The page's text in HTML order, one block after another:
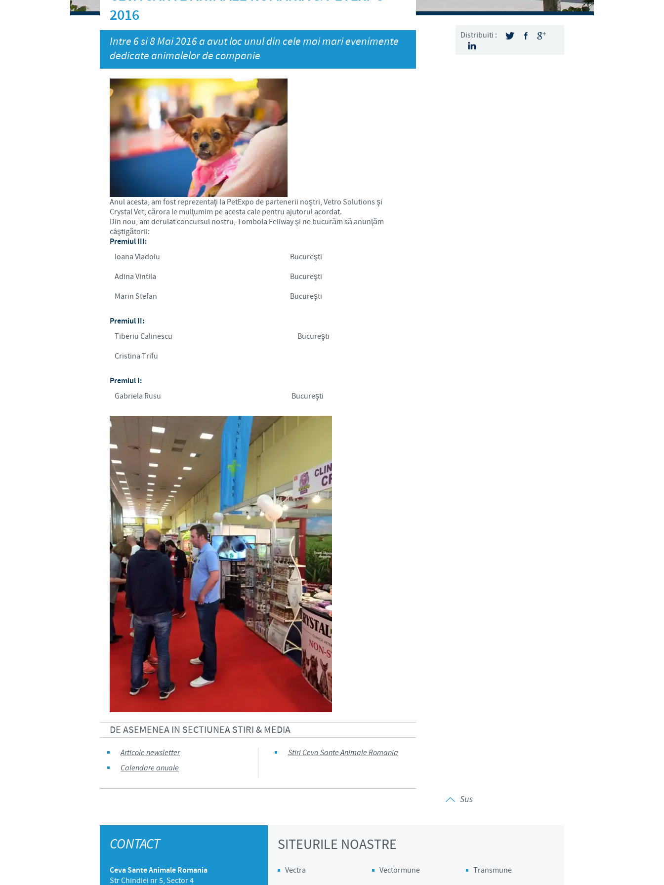
Canada (EN)
China
Colombia
Egypt
Korea
Malaysia
Philippines
Thailand
You are leaving the country website to access another site in the group.
2016
Intre 6 si 8 Mai 2016 a avut loc unul din cele mai mari evenimente
dedicate animalelor de companie
Anul acesta, am fost reprezentaţi la PetExpo de partenerii noştri, Vetro Solutions şi
Crystal Vet, cărora le mulţumim pe acesta cale pentru ajutorul acordat.
Din nou, am derulat concursul nostru, Tombola Feliway şi ne bucurăm să anunţăm
câştigătorii:
Premiul III:
Ioana Vladoiu
Bucureşti
Adina Vintila
Bucureşti
Marin Stefan
Bucureşti
Premiul II:
Tiberiu Calinescu
Bucureşti
Cristina Trifu
Premiul I:
Gabriela Rusu Bucureşti
DE ASEMENEA IN SECTIUNEA STIRI & MEDIA
Articole newsletter
Stiri Ceva Sante Animale Romania
Calendare anuale
Distribuiti :
Sus
CONTACT
Ceva Sante Animale Romania
Str Chindiei nr 5, Sector 4
SITEURILE NOASTRE
Vectra Vectormune Transmune